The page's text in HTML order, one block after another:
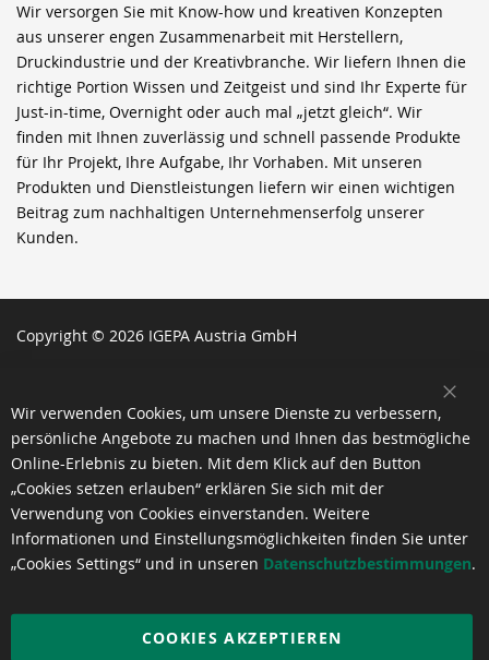
Wir versorgen Sie mit Know-how und kreativen Konzepten
aus unserer engen Zusammenarbeit mit Herstellern,
Druckindustrie und der Kreativbranche. Wir liefern Ihnen die
richtige Portion Wissen und Zeitgeist und sind Ihr Experte für
Just-in-time, Overnight oder auch mal „jetzt gleich“. Wir
finden mit Ihnen zuverlässig und schnell passende Produkte
für Ihr Projekt, Ihre Aufgabe, Ihr Vorhaben. Mit unseren
Produkten und Dienstleistungen liefern wir einen wichtigen
Beitrag zum nachhaltigen Unternehmenserfolg unserer
Kunden.
Copyright © 2026 IGEPA Austria GmbH
Wir verwenden Cookies, um unsere Dienste zu verbessern,
persönliche Angebote zu machen und Ihnen das bestmögliche
Online-Erlebnis zu bieten. Mit dem Klick auf den Button
„Cookies setzen erlauben“ erklären Sie sich mit der
Verwendung von Cookies einverstanden. Weitere
Informationen und Einstellungsmöglichkeiten finden Sie unter
„Cookies Settings“ und in unseren Datenschutzbestimmungen.
COOKIES AKZEPTIEREN